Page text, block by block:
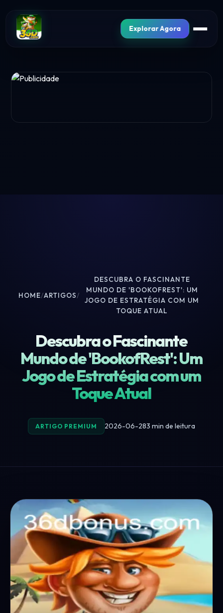
Explorar Agora
HOME/ARTIGOS/
DESCUBRA O FASCINANTE
MUNDO DE 'BOOKOFREST': UM
JOGO DE ESTRATÉGIA COM UM
TOQUE ATUAL
Descubra o Fascinante
Mundo de 'BookofRest': Um
Jogo de Estratégia com um
Toque Atual
ARTIGO PREMIUM 2026-06-283 min de leitura